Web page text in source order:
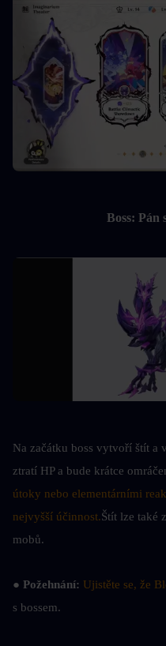
Boss: Pán
Na začátku boss vytvoří štít a
ztratí HP a bude krátce
útoky nebo elementárními
nejvyšší účinnost.Štít lze také
mobů.
● Požehnání: Ujistěte se, že
s bossem.